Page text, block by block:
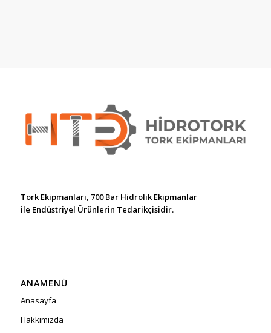
Tork Ekipmanları, 700 Bar Hidrolik Ekipmanlar
ile Endüstriyel Ürünlerin Tedarikçisidir.
ANAMENÜ
Anasayfa
Hakkımızda